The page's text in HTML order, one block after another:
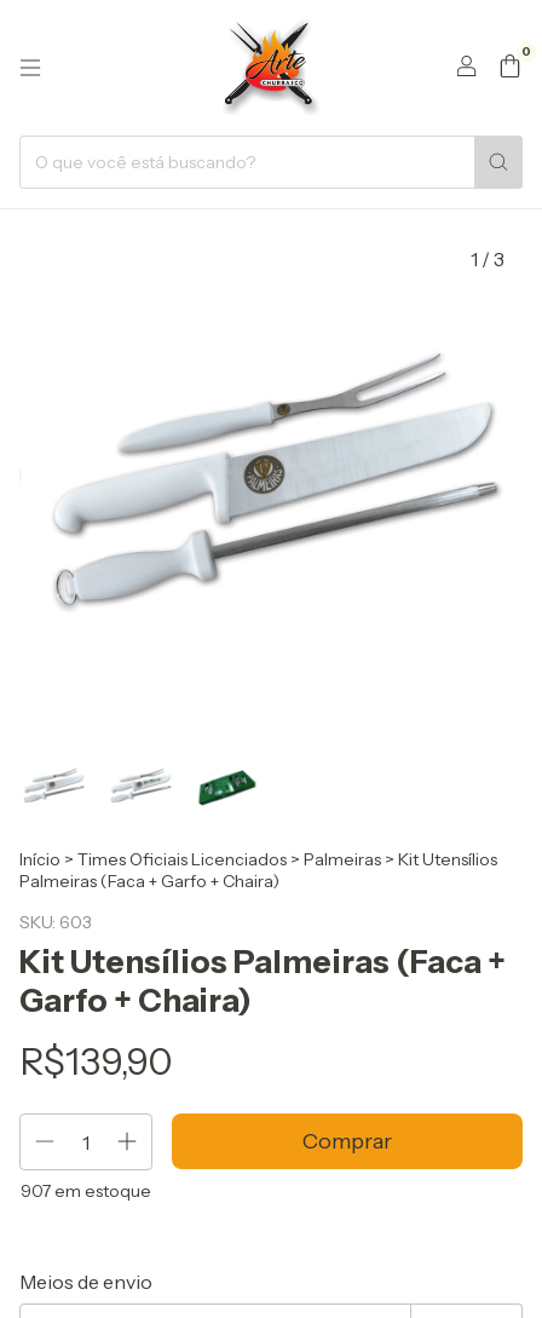
0
1 / 3
Início > Times Oficiais Licenciados > Palmeiras > Kit Utensílios
Palmeiras (Faca + Garfo + Chaira)
SKU: 603
Kit Utensílios Palmeiras (Faca +
Garfo + Chaira)
R$139,90
907em estoque
Entregas para o CEP:
Meios de envio